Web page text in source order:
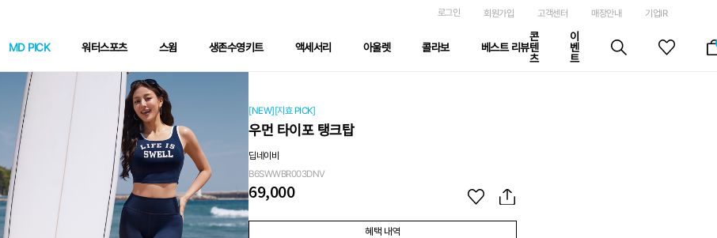
로그인 회원가입 고객센터 매장안내 기업IR
MD PICK 워터스포츠 스윔 생존수영키트 액세서리 아울렛 콜라보 베스트 리뷰
콘
텐
츠
이
벤
트
[NEW][지효 PICK]
우먼 타이포 탱크탑
딥네이비
B6SWWBR003DNV
69,000
혜택 내역